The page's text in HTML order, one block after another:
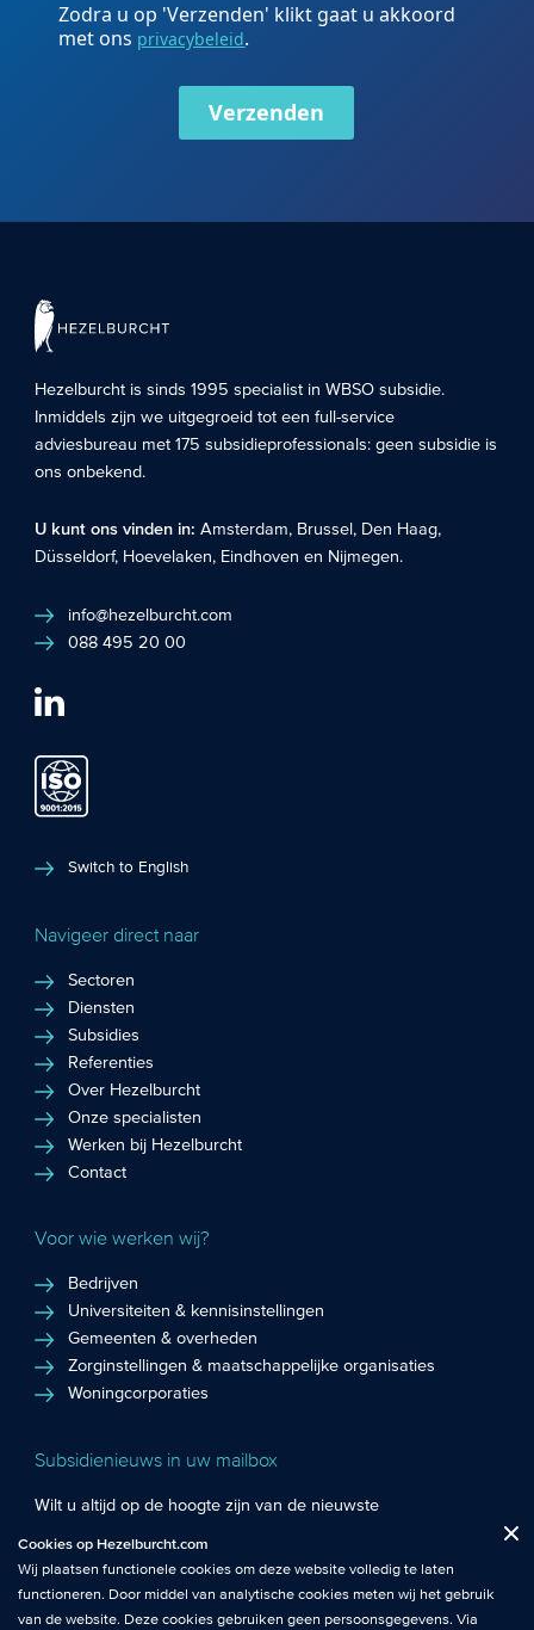
Zodra u op 'Verzenden' klikt gaat u akkoord
met ons privacybeleid.
Verzenden
Hezelburcht is sinds 1995 specialist inWBSO subsidie.
Inmiddels zijn we uitgegroeid tot een full-service
adviesbureau met 175 subsidieprofessionals: geen subsidie is
ons onbekend.
U kunt ons vinden in:Amsterdam, Brussel, Den Haag,
Düsseldorf, Hoevelaken, Eindhoven en Nijmegen.
info@hezelburcht.com
088 495 20 00
Switch to English
Navigeer direct naar
Sectoren
Diensten
Subsidies
Referenties
Over Hezelburcht
Onze specialisten
Werken bij Hezelburcht
Contact
Voor wie werken wij?
Bedrijven
Universiteiten & kennisinstellingen
Gemeenten & overheden
Zorginstellingen & maatschappelijke organisaties
Woningcorporaties
Subsidienieuws in uw mailbox
Wilt u altijd op de hoogte zijn van de nieuwste
voor de Hezelburcht Subsidienieuwsbrief!
Inschrijven nieuwsbrief
noodzakelijk om de website goed te laten werken.
Analytische cookies
: Met analytische cookies meten wij het gebruik van
Cookies op Hezelburcht.com
Wij plaatsen functionele cookies om deze website volledig te laten
functioneren. Door middel van analytische cookies meten wij het gebruik
van de website. Deze cookies gebruiken geen persoonsgegevens. Via